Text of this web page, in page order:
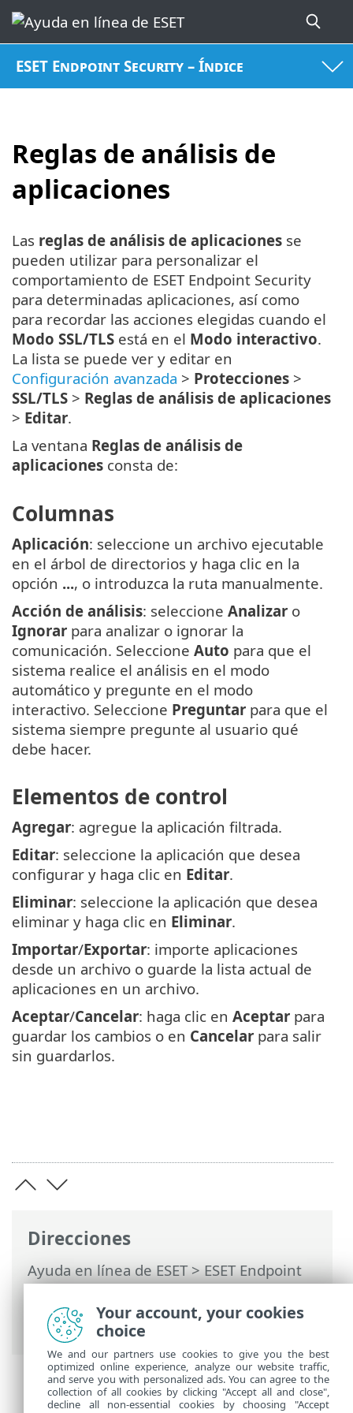
ESET Endpoint Security – Índice
Reglas de análisis de
aplicaciones
Direcciones
Ayuda en línea de ESET>ESET Endpoint
Security>Configuración avanzada>
Protecciones> SSL/TLS> Reglas de
análisis de aplicaciones
Las reglas de análisis de aplicaciones se
pueden utilizar para personalizar el
comportamiento de ESET Endpoint Security
para determinadas aplicaciones, así como
para recordar las acciones elegidas cuando el
Modo SSL/TLS está en el Modo interactivo.
La lista se puede ver y editar en
Configuración avanzada > Protecciones >
SSL/TLS > Reglas de análisis de aplicaciones
> Editar.
La ventana Reglas de análisis de
aplicaciones consta de:
Columnas
Aplicación: seleccione un archivo ejecutable
en el árbol de directorios y haga clic en la
opción ..., o introduzca la ruta manualmente.
Acción de análisis: seleccione Analizar o
Ignorar para analizar o ignorar la
comunicación. Seleccione Auto para que el
sistema realice el análisis en el modo
automático y pregunte en el modo
interactivo. Seleccione Preguntar para que el
sistema siempre pregunte al usuario qué
debe hacer.
Elementos de control
Agregar: agregue la aplicación filtrada.
Editar: seleccione la aplicación que desea
configurar y haga clic en Editar.
Eliminar: seleccione la aplicación que desea
eliminar y haga clic en Eliminar.
Importar/Exportar: importe aplicaciones
desde un archivo o guarde la lista actual de
aplicaciones en un archivo.
Aceptar/Cancelar: haga clic en Aceptar para
guardar los cambios o en Cancelar para salir
sin guardarlos.
Your account, your cookies
choice
We and our partners use cookies to give you the best
optimized online experience, analyze our website traffic,
and serve you with personalized ads. You can agree to the
collection of all cookies by clicking "Accept all and close",
decline all non-essential cookies by choosing "Accept